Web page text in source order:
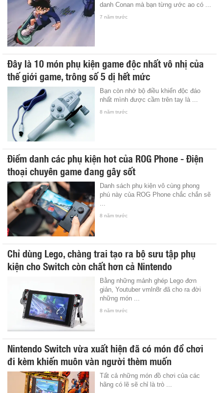
danh Conan mà bạn từng ước ao có ...
7 năm trước
Đây là 10 món phụ kiện game độc nhất vô nhị của
thế giới game, trông số 5 dị hết mức
Bạn còn nhớ bộ điều khiển độc đáo
nhất mình được cầm trên tay là ...
8 năm trước
Điểm danh các phụ kiện hot của ROG Phone - Điện
thoại chuyên game đang gây sốt
Danh sách phụ kiện vô cùng phong
phú này của ROG Phone chắc chắn sẽ
8 năm trước
Chỉ dùng Lego, chàng trai tạo ra bộ sưu tập phụ
kiện cho Switch còn chất hơn cả Nintendo
Bằng những mảnh ghép Lego đơn
giản, Youtuber vmln8r đã cho ra đời
những món ...
8 năm trước
Nintendo Switch vừa xuất hiện đã có món đồ chơi
đi kèm khiến muôn vàn người thèm muốn
Tất cả những món đồ chơi của các
hãng có lẽ sẽ chỉ là trò ...